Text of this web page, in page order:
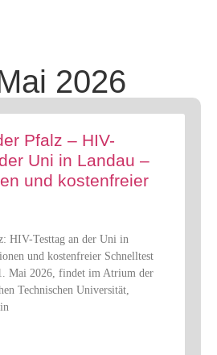
2026
Pfalz – HIV-
Uni in Landau –
und kostenfreier
HIV-Testtag an der Uni in
und kostenfreier Schnelltest
Mai 2026, findet im Atrium der
Technischen Universität,